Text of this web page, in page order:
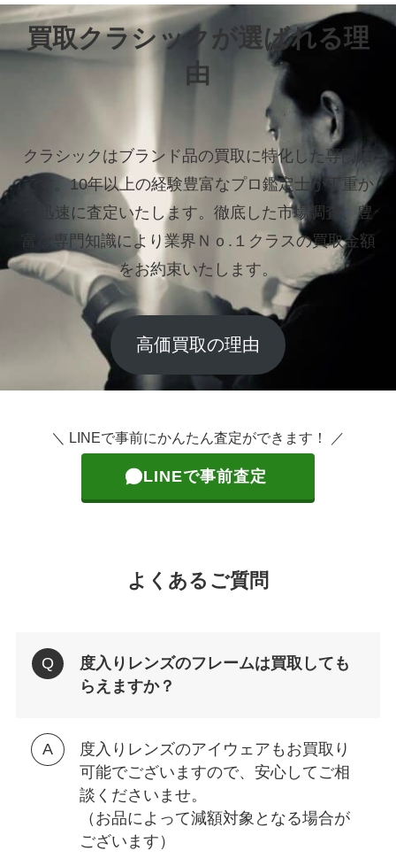
買取クラシックが選ばれる理
由
クラシックはブランド品の買取に特化した専門店
です。10年以上の経験豊富なプロ鑑定士が丁重か
つ迅速に査定いたします。 徹底した市場調査、豊
富な専門知識により業界Ｎｏ.１クラスの買取金額
をお約束いたします。
高価買取の理由
＼ LINEで事前にかんたん査定ができます！ ／
LINEで事前査定
よくあるご質問
度入りレンズのフレームは買取しても
らえますか？
度入りレンズのアイウェアもお買取り
可能でございますので、安心してご相
談くださいませ。
（お品によって減額対象となる場合が
ございます）